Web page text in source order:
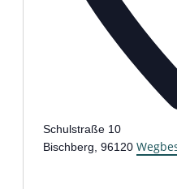
Schulstraße 10
Bischberg 96120